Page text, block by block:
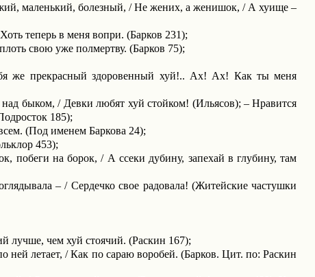
маленький, болезный, / Не жених, а женишок, / А хуище –
теперь в меня вопри. (Барков 231);
свою уже полмертву. (Барков 75);
же прекрасный здоровенный хуй!.. Ах! Ах! Как ты меня
быком, / Девки любят хуй стойком! (Ильясов); – Нравится
185);
(Под именем Баркова 24);
453);
на борок, / А ссеки дубину, запехай в глубину, там
– / Сердечко свое радовала! (Житейские частушки
чем хуй стоячий. (Раскин 167);
летает, / Как по сараю воробей. (Барков. Цит. по: Раскин